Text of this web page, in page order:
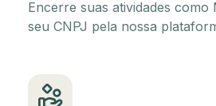
Encerre suas atividades como
seu CNPJ pela nossa